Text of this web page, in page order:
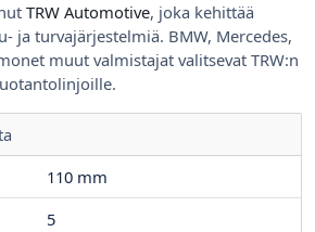
TRW Automotive, joka kehittää
ja turvajärjestelmiä. BMW, Mercedes,
muut valmistajat valitsevat TRW:n
110 mm
5